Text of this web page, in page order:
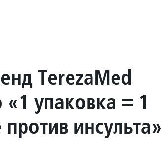
TerezaMed
упаковка = 1
инсульта»